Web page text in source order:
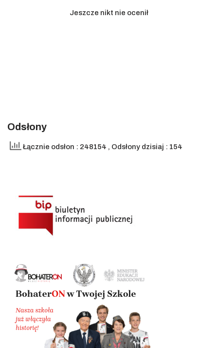
Jeszcze nikt nie ocenił
Odsłony
Łącznie odsłon : 248154 , Odsłony dzisiaj : 154